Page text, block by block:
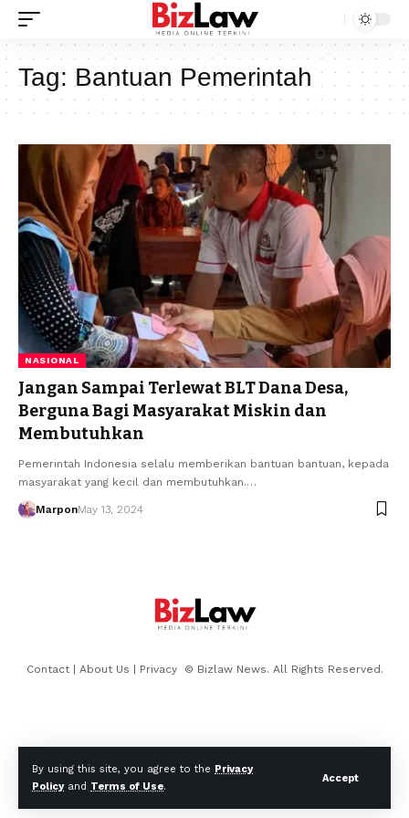
By using this site, you agree to the Privacy
Policyand Terms of Use.
Accept
Tag:Bantuan Pemerintah
NASIONAL
Jangan Sampai Terlewat BLT Dana Desa,
Berguna Bagi Masyarakat Miskin dan
Membutuhkan
Pemerintah Indonesia selalu memberikan bantuan bantuan, kepada
masyarakat yang kecil dan membutuhkan.…
MarponMay 13, 2024
Contact| About Us | Privacy © Bizlaw News. All Rights Reserved.